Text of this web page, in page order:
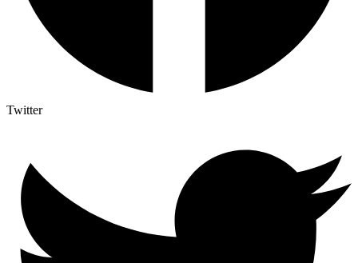
Twitter